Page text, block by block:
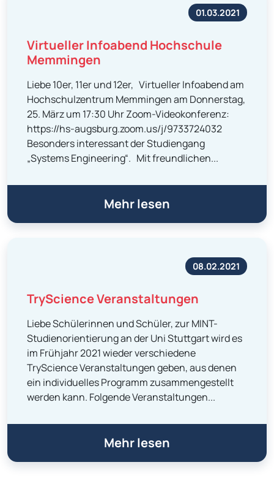
01.03.2021
Virtueller Infoabend Hochschule
Memmingen
Liebe 10er, 11er und 12er, Virtueller Infoabend am
Hochschulzentrum Memmingen am Donnerstag,
25. März um 17:30 Uhr Zoom-Videokonferenz:
https://hs-augsburg.zoom.us/j/9733724032
Besonders interessant der Studiengang
„Systems Engineering“. Mit freundlichen...
Mehr lesen
08.02.2021
TryScience Veranstaltungen
Liebe Schülerinnen und Schüler, zur MINT-
Studienorientierung an der Uni Stuttgart wird es
im Frühjahr 2021 wieder verschiedene
TryScience Veranstaltungen geben, aus denen
ein individuelles Programm zusammengestellt
werden kann. Folgende Veranstaltungen...
Mehr lesen